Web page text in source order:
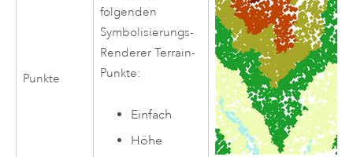
Punkte
folgenden
Symbolisierungs-
Renderer Terrain-
Punkte:
Einfach
Höhe